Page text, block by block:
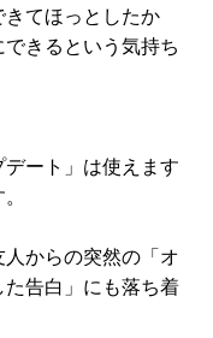
てほっとしたか
きるという気持ち
ート」は使えます
からの突然の「オ
告白」にも落ち着